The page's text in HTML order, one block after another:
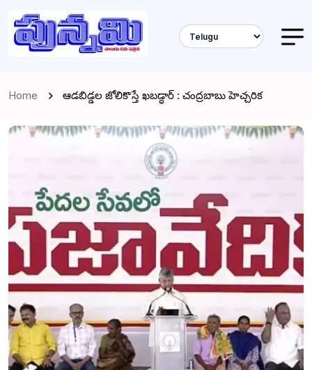
Home ఆడబిడ్డల జోలికొస్తే ఖబడ్ధార్ : చంద్రబాబు హెచ్చరిక